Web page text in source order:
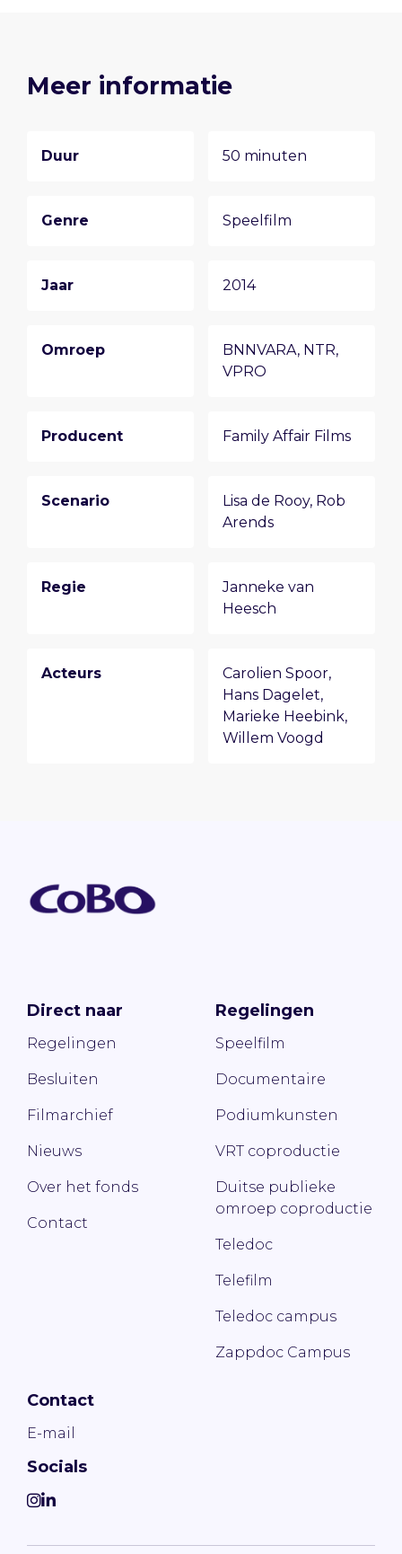
Meer informatie
Duur 50 minuten
Genre Speelfilm
Jaar 2014
Omroep
BNNVARA, NTR,
VPRO
Producent Family Affair Films
Scenario Lisa de Rooy, Rob
Arends
Regie
Janneke van
Heesch
Acteurs Carolien Spoor,
Hans Dagelet,
Marieke Heebink,
Willem Voogd
Direct naar
Regelingen
Besluiten
Filmarchief
Nieuws
Over het fonds
Contact
Regelingen
Speelfilm
Documentaire
Podiumkunsten
VRT coproductie
Duitse publieke
omroep coproductie
Teledoc
Telefilm
Teledoc campus
Zappdoc Campus
Contact
E-mail
Socials